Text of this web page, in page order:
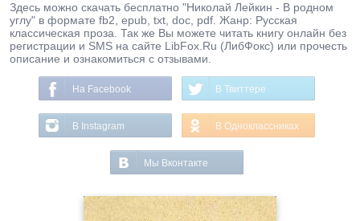
Здесь можно скачать бесплатно "Николай Лейкин - В родном
углу" в формате fb2, epub, txt, doc, pdf. Жанр: Русская
классическая проза. Так же Вы можете читать книгу онлайн без
регистрации и SMS на сайте LibFox.Ru (ЛибФокс) или прочесть
описание и ознакомиться с отзывами.
На Facebook В Твиттере
В Instagram В Одноклассниках
Мы Вконтакте